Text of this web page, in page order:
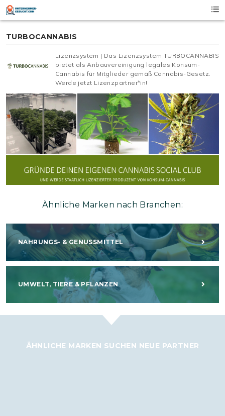
Skip
content
TURBOCANNABIS
Lizenzsystem | Das Lizenzsystem TURBOCANNABIS
bietet als Anbauvereinigung legales Konsum-
Cannabis für Mitglieder gemäß Cannabis-Gesetz.
Werde jetzt Lizenzpartner*in!
Ähnliche Marken nach Branchen:
NAHRUNGS- & GENUSSMITTEL
UMWELT, TIERE & PFLANZEN
ÄHNLICHE MARKEN SUCHEN NEUE PARTNER